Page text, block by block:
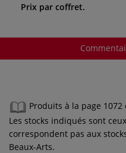
Prix par coffret.
Produits à la page
Les stocks indiqués sont
correspondent pas aux
Beaux-Arts.